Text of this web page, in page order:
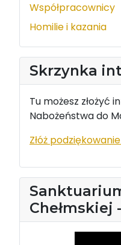
Współpracownicy
Homilie i kazania
Skrzynka
Tu możesz złożyć
Nabożeństwa do
Złóż
Chełmskiej